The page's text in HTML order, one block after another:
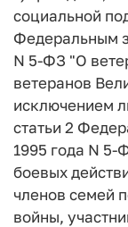
социальной
Федеральным
N 5-ФЗ "О
ветеранов
исключением
статьи 2
1995 года N 5-
боевых
членов семей
войны,